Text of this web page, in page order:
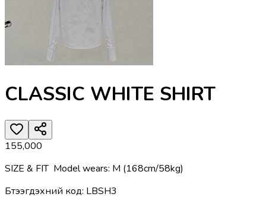
CLASSIC WHITE SHIRT
155,000
SIZE & FIT Model wears: M (168cm/58kg)
Бүтээгдэхүүний код: LBSH3